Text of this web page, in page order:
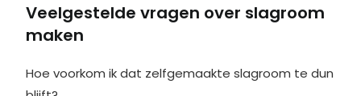
Veelgestelde vragen over slagroom
maken
Hoe voorkom ik dat zelfgemaakte slagroom te dun